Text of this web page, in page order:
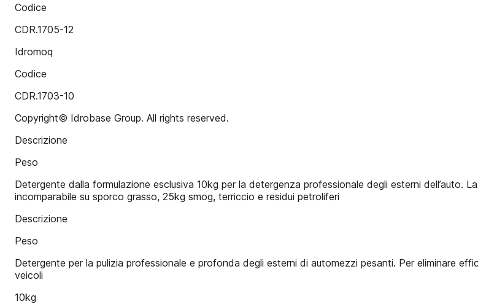
Codice
CDR.1705-12
Idromoq
Codice
CDR.1703-10
Copyright© Idrobase Group. All rights reserved.
Descrizione
Peso
Detergente dalla formulazione esclusiva 10kg per la detergenza professionale degli esterni dell’auto.
incomparabile su sporco grasso, 25kg smog, terriccio e residui petroliferi
Descrizione
Peso
Detergente per la pulizia professionale e profonda degli esterni di automezzi pesanti. Per eliminare
veicoli
10kg